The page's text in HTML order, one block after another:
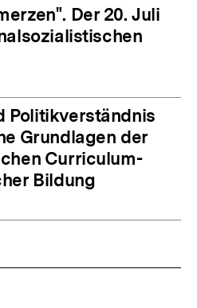
Der 20. Juli
Politikverständnis
Grundlagen der
Curriculum-
Bildung